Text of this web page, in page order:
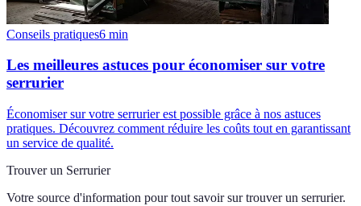
Conseils pratiques6 min
Les meilleures astuces pour économiser sur votre
serrurier
Économiser sur votre serrurier est possible grâce à nos astuces
pratiques. Découvrez comment réduire les coûts tout en garantissant
un service de qualité.
Trouver un Serrurier
Votre source d'information pour tout savoir sur trouver un serrurier.